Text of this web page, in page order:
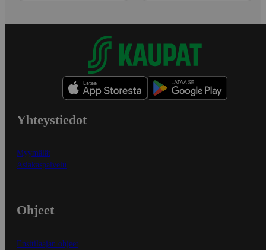
Yhteystiedot
Myymälät
Asiakaspalvelu
Ohjeet
Ensitilaajan ohjeet